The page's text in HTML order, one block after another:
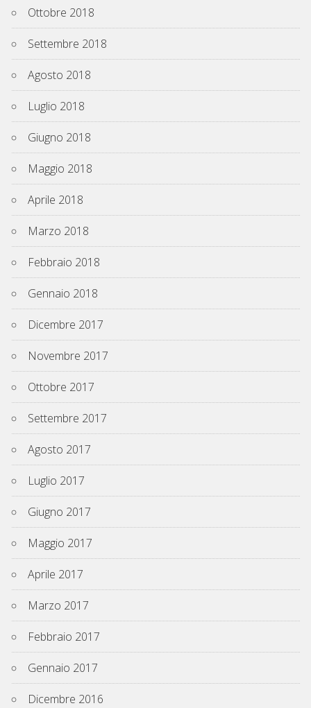
Ottobre 2018
Settembre 2018
Agosto 2018
Luglio 2018
Giugno 2018
Maggio 2018
Aprile 2018
Marzo 2018
Febbraio 2018
Gennaio 2018
Dicembre 2017
Novembre 2017
Ottobre 2017
Settembre 2017
Agosto 2017
Luglio 2017
Giugno 2017
Maggio 2017
Aprile 2017
Marzo 2017
Febbraio 2017
Gennaio 2017
Dicembre 2016